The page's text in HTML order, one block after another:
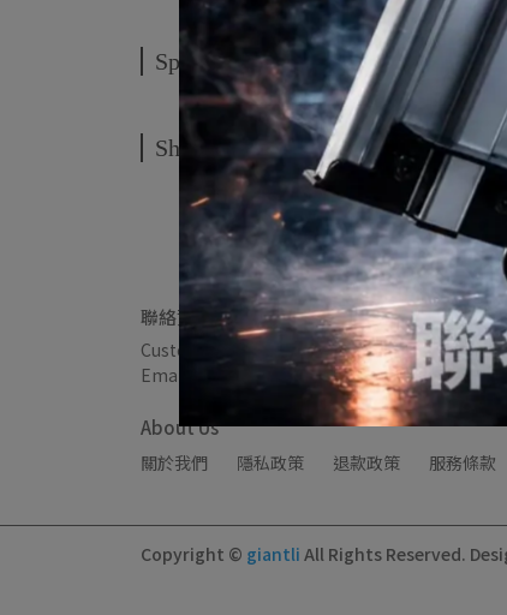
Specification
Shipping Method
聯絡資訊
Customer Service Hotline: 0912345678
Email: example@email.com
Address:
About Us
關於我們 隱私政策 退款政策 服務條款
Copyright © giantli All Rights Reserved.